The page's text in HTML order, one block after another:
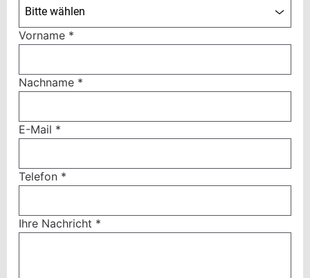
Bitte wählen
Vorname *
Nachname *
E-Mail *
Telefon *
Ihre Nachricht *